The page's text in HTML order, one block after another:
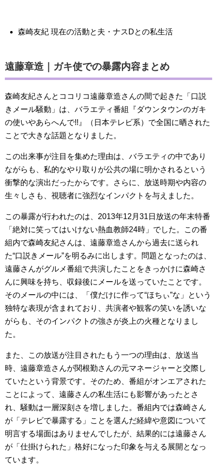
森崎友紀 現在の活動と夫・ナスDとの私生活
遠藤章造｜ガキ使での暴露内容まとめ
森崎友紀さんとココリコ遠藤章造さんの間で起きた「口説
きメール騒動」は、バラエティ番組『ダウンタウンのガキ
の使いやあらへんで!!』（日本テレビ系）で全国に晒された
ことで大きな話題となりました。
この出来事が注目を集めた理由は、バラエティの中であり
ながらも、私的なやり取りが公共の場に明かされるという
衝撃的な演出だったからです。さらに、放送時期や内容の
生々しさも、視聴者に強烈なインパクトを与えました。
この暴露が行われたのは、2013年12月31日放送の年末特番
「絶対に笑ってはいけない熱血教師24時」でした。この番
組内で森崎友紀さんは、遠藤章造さんから過去に送られ
た“口説きメール”を明るみに出します。問題となったのは、
遠藤さんがグルメ番組で共演したことをきっかけに森崎さ
んに興味を持ち、収録後にメールを送っていたことです。
そのメールの中には、「僕だけに作って“ほちぃ”な」という
独特な表現が含まれており、共演者や観客の笑いを誘いな
がらも、そのインパクトの強さが炎上の火種となりまし
た。
また、この放送が注目されたもう一つの理由は、放送当
時、遠藤章造さんが関根勤さんの元マネージャーと交際し
ていたという背景です。そのため、番組がオンエアされた
ことによって、遠藤さんの私生活にも影響があったとさ
れ、騒動は一層深刻さを増しました。番組内では森崎さん
が「テレビで暴露する」ことを選んだ経緯や意図について
明言する場面はありませんでしたが、結果的には遠藤さん
が「仕掛けられた」格好になった印象を与える展開となっ
ています。